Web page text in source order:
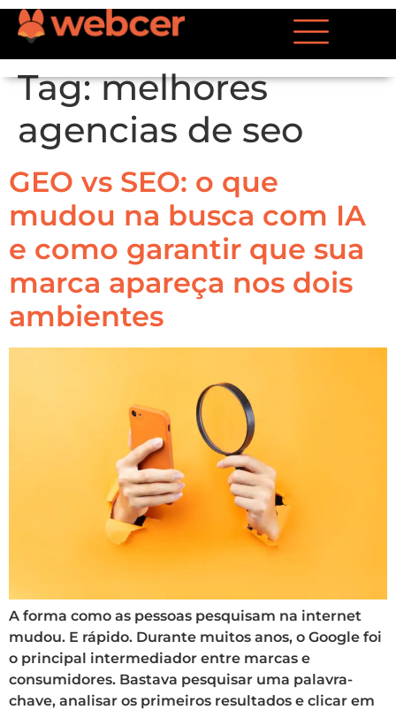
Tag:melhores
agencias de seo
GEO vs SEO: o que
mudou na busca com IA
e como garantir que sua
marca apareça nos dois
ambientes
A forma como as pessoas pesquisam na internet
mudou. E rápido. Durante muitos anos, o Google foi
o principal intermediador entre marcas e
consumidores. Bastava pesquisar uma palavra-
chave, analisar os primeiros resultados e clicar em